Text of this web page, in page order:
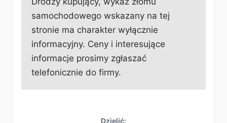
samochodowego wskazany na tej
stronie ma charakter wyłącznie
informacyjny. Ceny i interesujące
informacje prosimy zgłaszać
telefonicznie do firmy.
Dzielić: